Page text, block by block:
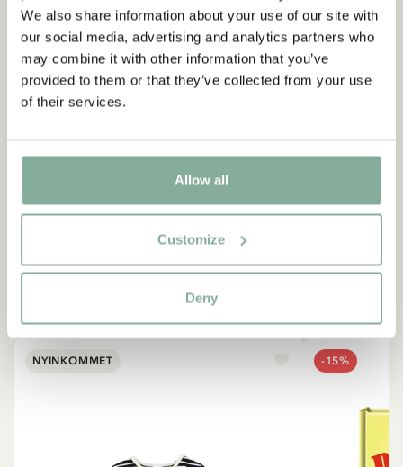
We also share information about your use of our site with
our social media, advertising and analytics partners who
may combine it with other information that you’ve
provided to them or that they’ve collected from your use
of their services.
Allow all
Customize
Deny
måste också vara väldigt
snäll.”
SE ALLA PRODUKTER MED PIPPI
NYINKOMMET -15%